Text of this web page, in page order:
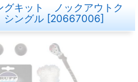
グキット ノックアウトク
ングル [20667006]